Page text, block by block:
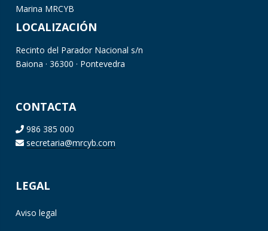
Marina MRCYB
LOCALIZACIÓN
Recinto del Parador Nacional s/n
Baiona · 36300 · Pontevedra
CONTACTA
986 385 000
secretaria@mrcyb.com
LEGAL
Aviso legal